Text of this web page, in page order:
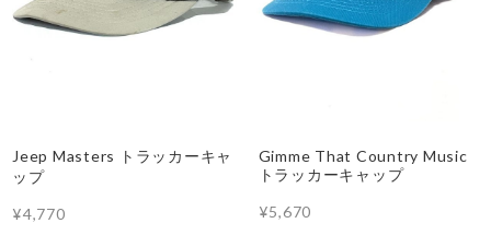
Jeep Masters トラッカーキャ
ップ
¥4,770
Gimme That Country Music
トラッカーキャップ
¥5,670